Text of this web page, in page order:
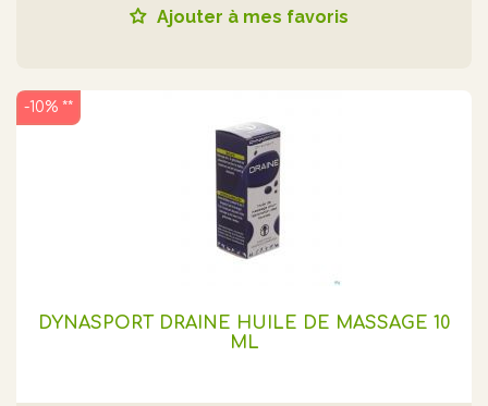
Ajouter à mes favoris
DYNASPORT DRAINE HUILE DE MASSAGE 10
ML
-10% **